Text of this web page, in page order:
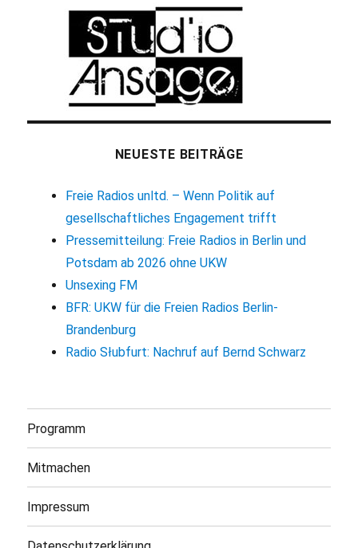
NEUESTE BEITRÄGE
Freie Radios unltd. – Wenn Politik auf
gesellschaftliches Engagement trifft
Pressemitteilung: Freie Radios in Berlin und
Potsdam ab 2026 ohne UKW
Unsexing FM
BFR: UKW für die Freien Radios Berlin-
Brandenburg
Radio Słubfurt: Nachruf auf Bernd Schwarz
Programm
Mitmachen
Impressum